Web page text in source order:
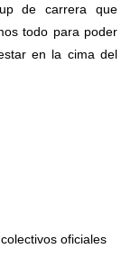
de carrera que
todo para poder
en la cima del
oficiales